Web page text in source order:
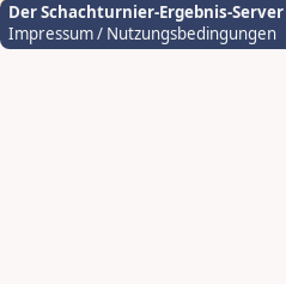
Der Schachturnier-Ergebnis-Server
Impressum / Nutzungsbedingungen